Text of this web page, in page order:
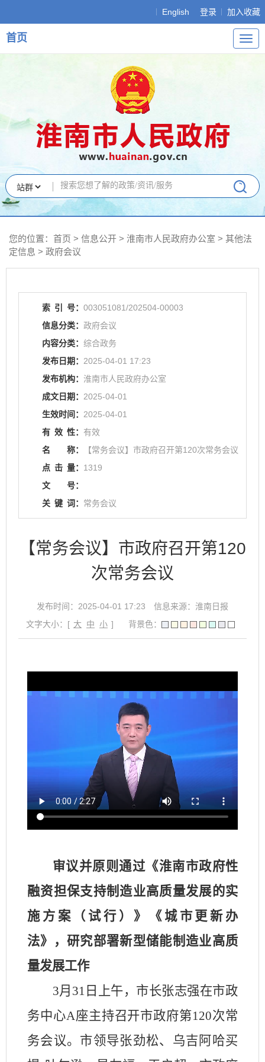
English 登录 加入收藏
导
航
首页
您的位置： 首页 > 信息公开 > 淮南市人民政府办公室 > 其他法
定信息 > 政府会议
索 引 号： 003051081/202504-00003
信息分类： 政府会议
内容分类： 综合政务
发布日期： 2025-04-01 17:23
发布机构： 淮南市人民政府办公室
成文日期： 2025-04-01
生效时间： 2025-04-01
有 效 性： 有效
名
称：
【常务会议】市政府召开第120次常务会议
点 击 量： 1319
文
号：
关 键 词： 常务会议
【常务会议】市政府召开第120
次常务会议
发布时间：2025-04-01 17:23
信息来源：淮南日报
文字大小：[ 大 中 小 ] 背景色：
审议并原则通过《淮南市政府性
融资担保支持制造业高质量发展的实
施方案（试行）》《城市更新办
法》，研究部署新型储能制造业高质
量发展工作
3月 31 日上午，市长张志强在市政
务中心A座主持召开市政府第120次常
务会议。市领导张劲松、乌吉阿哈买